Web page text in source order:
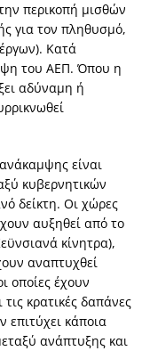
περικοπή μισθών
για τον πληθυσμό,
Κατά
του ΑΕΠ. Όπου η
αδύναμη ή
είναι
κυβερνητικών
δείκτη. Οι χώρες
αυξηθεί από το
κίνητρα),
αναπτυχθεί
οποίες έχουν
κρατικές δαπάνες
κάποια
ανάπτυξης και